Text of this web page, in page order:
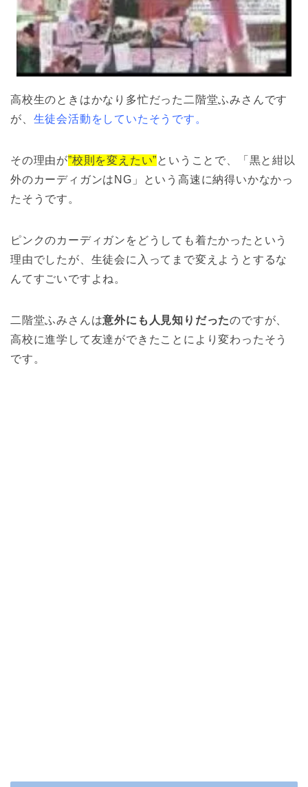
高校生のときはかなり多忙だった二階堂ふみさんです
が、 生徒会活動をしていたそうです。
その理由が”校則を変えたい”ということで、「黒と紺以
外のカーディガンはNG」という高速に納得いかなかっ
たそうです。
ピンクのカーディガンをどうしても着たかったという
理由でしたが、生徒会に入ってまで変えようとするな
んてすごいですよね。
二階堂ふみさんは意外にも人見知りだったのですが、
高校に進学して友達ができたことにより変わったそう
です。